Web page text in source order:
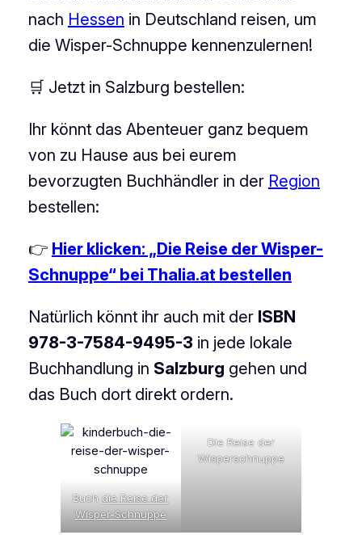
nach Hessen in Deutschland reisen, um
die Wisper-Schnuppe kennenzulernen!
🛒 Jetzt in Salzburg bestellen:
Ihr könnt das Abenteuer ganz bequem
von zu Hause aus bei eurem
bevorzugten Buchhändler in der Region
bestellen:
👉 Hier klicken: „Die Reise der Wisper-
Schnuppe“ bei Thalia.at bestellen
Natürlich könnt ihr auch mit der ISBN
978-3-7584-9495-3 in jede lokale
Buchhandlung in Salzburg gehen und
das Buch dort direkt ordern.
Buchdie Reise der
Wisper-Schnuppe
Die Reise der
Wisperschnuppe